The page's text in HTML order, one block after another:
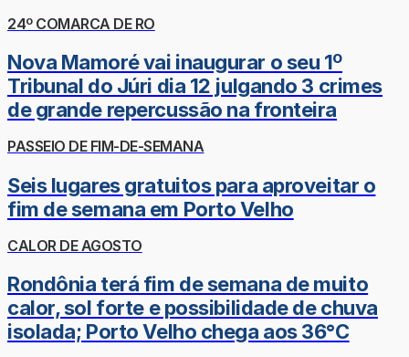
24º COMARCA DE RO
Nova Mamoré vai inaugurar o seu 1º
Tribunal do Júri dia 12 julgando 3 crimes
de grande repercussão na fronteira
PASSEIO DE FIM-DE-SEMANA
Seis lugares gratuitos para aproveitar o
fim de semana em Porto Velho
CALOR DE AGOSTO
Rondônia terá fim de semana de muito
calor, sol forte e possibilidade de chuva
isolada; Porto Velho chega aos 36°C